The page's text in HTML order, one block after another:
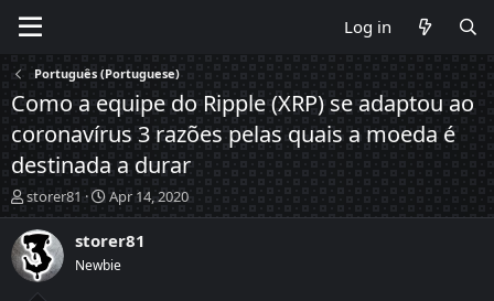
Log in
Português (Portuguese)
Como a equipe do Ripple (XRP) se adaptou ao
coronavírus 3 razões pelas quais a moeda é
destinada a durar
T
h
r
e
a
d
storer81
S
t
a
r
t
Apr 14, 2020
storer81
Newbie